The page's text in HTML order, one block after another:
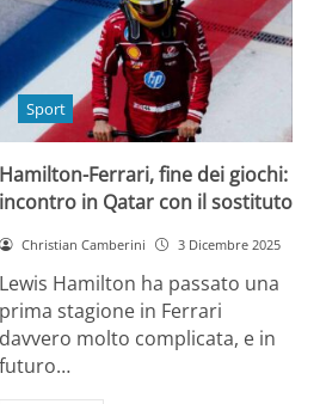
Sport
Hamilton-Ferrari, fine dei giochi:
incontro in Qatar con il sostituto
Christian Camberini 3 Dicembre 2025
Lewis Hamilton ha passato una
prima stagione in Ferrari
davvero molto complicata, e in
futuro…